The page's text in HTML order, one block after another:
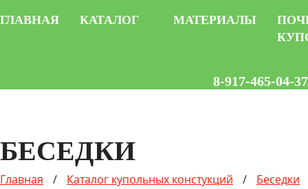
ГЛАВНАЯ КАТАЛОГ МАТЕРИАЛЫ
8-917-465-04-37
БЕСЕДКИ
Главная / Каталог купольных констукций /
Беседки